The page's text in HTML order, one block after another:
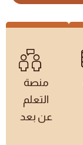
منصة
التعلم
عن بعد